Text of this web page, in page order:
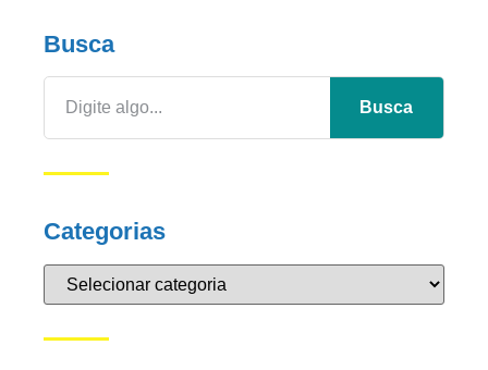
Busca
Busca
Categorias